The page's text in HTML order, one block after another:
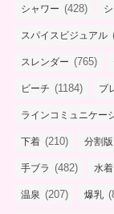
シャワー (428)
スパイスビジュアル
スレンダー (765)
ビーチ (1184) ブ
ラインコミュニケー
下着 (210) 分割版
手ブラ (482) 水着
温泉 (207) 爆乳